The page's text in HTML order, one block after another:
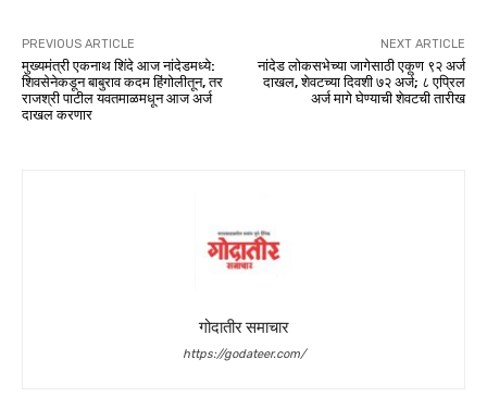
PREVIOUS ARTICLE
मुख्यमंत्री एकनाथ शिंदे आज नांदेडमध्ये:
शिवसेनेकडून बाबुराव कदम हिंगोलीतून, तर
राजश्री पाटील यवतमाळमधून आज अर्ज
दाखल करणार
NEXT ARTICLE
नांदेड लोकसभेच्या जागेसाठी एकूण ९२ अर्ज
दाखल, शेवटच्या दिवशी ७२ अर्ज; ८ एप्रिल
अर्ज मागे घेण्याची शेवटची तारीख
गोदातीर समाचार
https://godateer.com/